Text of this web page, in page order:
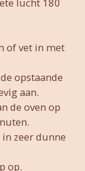
of vet in met
opstaande
aan.
de oven op
zeer dunne
op.